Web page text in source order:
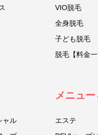
VIO脱毛
全身脱毛
子ども脱毛
脱毛【料金一
ャル
メニュ
エステ